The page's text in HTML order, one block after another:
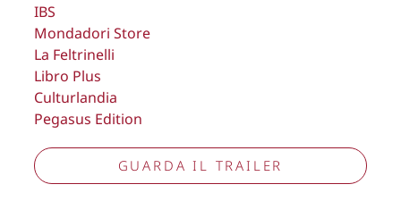
Aggiorna preferenze tracciamento
IBS
Mondadori Store
La Feltrinelli
Libro Plus
Culturlandia
Pegasus Edition
GUARDA IL TRAILER